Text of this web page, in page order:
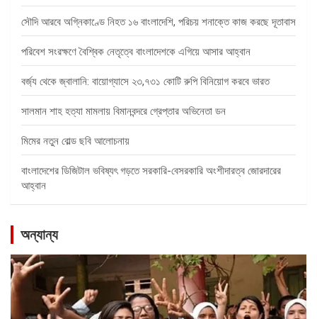
সৌদি আরবে অগ্নিকাণ্ডে নিহত ১৬ বাংলাদেশি, পরিচয় শনাক্তে কাজ করছে দূতাবাস
পরিবেশ সংরক্ষণে বৈশ্বিক নেতৃত্বে বাংলাদেশকে এগিয়ে আসার আহ্বান
বর্জ্য থেকে জ্বালানি: বায়োগ্যাসে ২৩,৭৩১ কোটি রুপি বিনিয়োগ করবে ভারত
সালমান শাহ হত্যা মামলায় বিমানবন্দরে গ্রেপ্তার অভিনেতা ডন
মিমের নতুন বোল্ড ছবি আলোচনায়
বাংলাদেশের ডিজিটাল ভবিষ্যৎ গড়তে সরকারি-বেসরকারি অংশীদারত্ব জোরদারের
আহ্বান
অন্যান্য